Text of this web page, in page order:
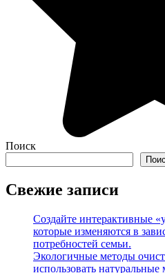
Поиск
Свежие записи
Создайте интерактивные
которые изменяются в
потребностей семьи.
Экологичные методы
использовать